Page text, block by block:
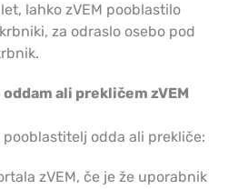
lahko zVEM pooblastilo
za odraslo osebo pod
ali prekličem zVEM
odda ali prekliče:
zVEM, če je že uporabnik